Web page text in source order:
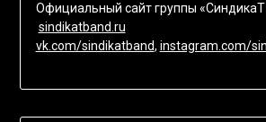
Официальный сайт группы
sindikatband.ru
vk.com/sindikatband, instagram.com/